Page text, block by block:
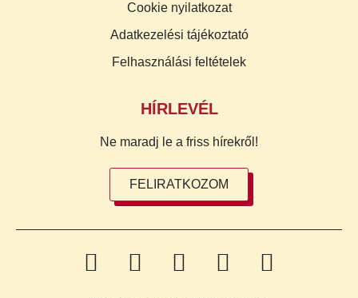
Cookie nyilatkozat
Adatkezelési tájékoztató
Felhasználási feltételek
HÍRLEVÉL
Ne maradj le a friss hírekről!
FELIRATKOZOM